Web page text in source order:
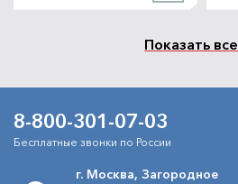
Показать все
8-800-301-07-03
Бесплатные звонки по России
г. Москва, Загородное